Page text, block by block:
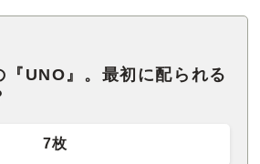
『UNO』。最初に配られる
7枚